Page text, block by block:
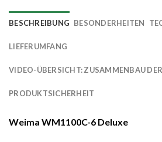
BESCHREIBUNG BESONDERHEITEN
LIEFERUMFANG
VIDEO-ÜBERSICHT: ZUSAMMENBAU
PRODUKTSICHERHEIT
Weima WM1100C-6 Deluxe